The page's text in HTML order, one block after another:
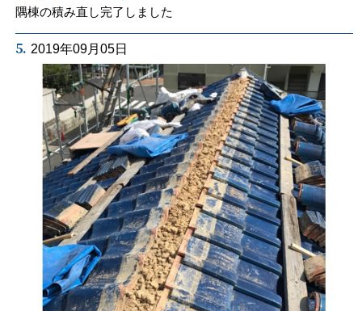
隅棟の積み直し完了しました
5. 2019年09月05日